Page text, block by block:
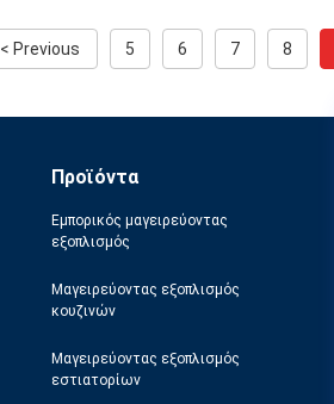
< Previous 5 6 7 8
Προϊόντα
Εμπορικός μαγειρεύοντας
εξοπλισμός
Μαγειρεύοντας εξοπλισμός
κουζινών
Μαγειρεύοντας εξοπλισμός
εστιατορίων